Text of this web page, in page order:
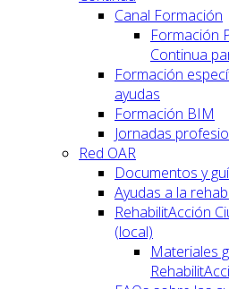
Canal Formación
Formación
Continua
Formación
ayudas
Formación BIM
Jornadas
Red OAR
Documentos y
Ayudas a la
RehabilitAcción
(local)
Materiales